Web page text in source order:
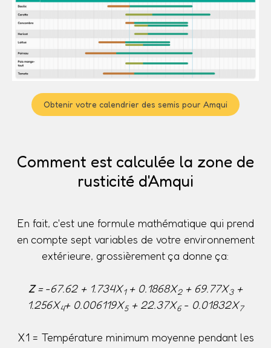
Obtenir votre calendrier des semis pour Amqui
Comment est calculée la zone de
rusticité d'Amqui
En fait, c'est une formule mathématique qui prend
en compte sept variables de votre environnement
extérieure, grossièrement ça donne ça:
Z= -67.62 + 1.734X1+ 0.1868X2+ 69.77X3+
1.256X4+ 0.006119X5+ 22.37X6- 0.01832X7
X1 = Température minimum moyenne pendant les